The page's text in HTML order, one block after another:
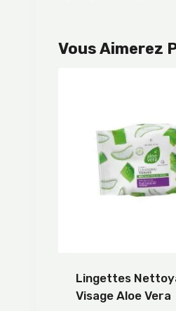
Vous Aimerez
Lingettes
Visage Aloe Vera